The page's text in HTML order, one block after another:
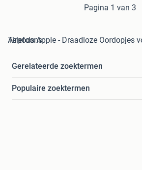
Pagina 1 van 3
Airpods Apple - Draadloze Oordopjes voor Mobiele Telefoons
Gerelateerde zoektermen
Populaire zoektermen